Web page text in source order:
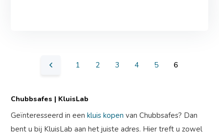
1 2 3 4 5 6
Chubbsafes | KluisLab
Geïnteresseerd in eenkluis kopen van Chubbsafes? Dan
bent u bij KluisLab aan het juiste adres. Hier treft u zowel